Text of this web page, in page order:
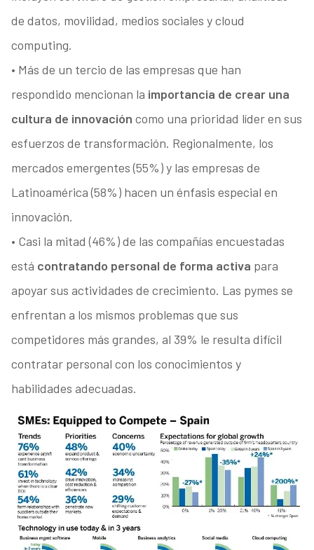
de datos, movilidad, medios sociales y cloud
computing.
• Más de un tercio de las empresas que han
respondido mencionan la importancia de crear una
cultura de innovación como una prioridad líder en sus
esfuerzos de transformación. Regionalmente, los
mercados emergentes (55%) y las empresas de
Latinoamérica (58%) hacen un énfasis especial en
innovación.
• Casi la mitad (46%) de las compañías encuestadas
está contratando personal de forma activa para
apoyar sus actividades de crecimiento. Las pymes se
enfrentan a los mismos problemas que sus
competidores más grandes, al 39% le resulta difícil
contratar personal con los conocimientos y
habilidades adecuadas.